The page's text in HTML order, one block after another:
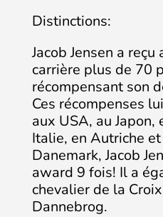
Distinctions:
Jacob Jensen a reçu
carrière plus de 70
récompensant son
Ces récompenses
aux USA, au
Italie, en Autriche
Danemark, Jacob
award 9 fois! Il a
chevalier de la
Dannebrog.